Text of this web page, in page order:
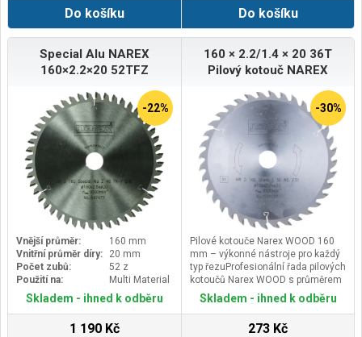
Do košíku
Do košíku
Special Alu NAREX
160×2.2×20 52TFZ
-22%
Vnější průměr:
160 mm
Vnitřní průměr díry:
20 mm
Počet zubů:
52 z
Použití na:
Multi Material
Skladem - ihned k odběru
1 190 Kč
160 × 2.2/1.4 × 20 36T
Pilový kotouč NAREX
-30%
Pilové kotouče Narex WOOD 160
mm – výkonné nástroje pro každý
typ řezuProfesionální řada pilových
kotoučů Narex WOOD s průměrem
160 mm je navržena pro efektivní
podélné i příčné řezy do široké
měkkého a tvrdého dřeva přes
Skladem - ihned k odběru
273 Kč